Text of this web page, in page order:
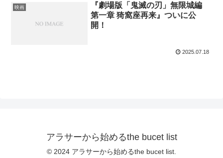
映画
『劇場版「鬼滅の刃」無限城編
第一章 猗窩座再来』ついに公
開！
2025.07.18
アラサーから始めるthe bucet list
© 2024 アラサーから始めるthe bucet list.